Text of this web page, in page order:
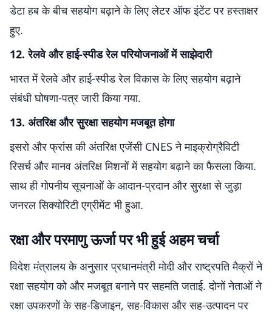
डेटा हब के बीच सहयोग बढ़ाने के लिए लेटर ऑफ इंटेंट पर हस्ताक्षर
हुए.
12. रेलवे और हाई-स्पीड रेल परियोजनाओं में साझेदारी
भारत में रेलवे और हाई-स्पीड रेल विकास के लिए सहयोग बढ़ाने
संबंधी घोषणा-पत्र जारी किया गया.
13. अंतरिक्ष और सुरक्षा सहयोग मजबूत होगा
इसरो और फ्रांस की अंतरिक्ष एजेंसी CNES ने माइक्रोग्रैविटी
रिसर्च और मानव अंतरिक्ष मिशनों में सहयोग बढ़ाने का फैसला किया.
साथ ही गोपनीय सूचनाओं के आदान-प्रदान और सुरक्षा से जुड़ा
जनरल सिक्योरिटी एग्रीमेंट भी हुआ.
रक्षा और परमाणु ऊर्जा पर भी हुई अहम चर्चा
विदेश मंत्रालय के अनुसार प्रधानमंत्री मोदी और राष्ट्रपति मैक्रों ने
रक्षा सहयोग को और मजबूत बनाने पर सहमति जताई. दोनों नेताओं ने
रक्षा उपकरणों के सह-डिजाइन, सह-विकास और सह-उत्पादन पर